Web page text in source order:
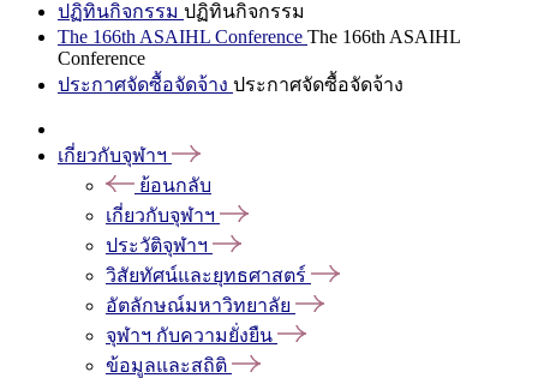
ปฏิทินกิจกรรม ปฏิทินกิจกรรม
The 166th ASAIHL Conference The 166th ASAIHL
Conference
ประกาศจัดซื้อจัดจ้าง ประกาศจัดซื้อจัดจ้าง
เกี่ยวกับจุฬาฯ
ย้อนกลับ
เกี่ยวกับจุฬาฯ
ประวัติจุฬาฯ
วิสัยทัศน์และยุทธศาสตร์
อัตลักษณ์มหาวิทยาลัย
จุฬาฯ กับความยั่งยืน
ข้อมูลและสถิติ